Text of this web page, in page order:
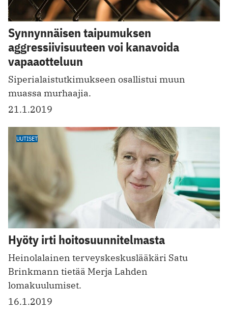
Synnynnäisen taipumuksen
aggressiivisuuteen voi kanavoida
vapaaotteluun
Siperialaistutkimukseen osallistui muun
muassa murhaajia.
21.1.2019
UUTISET
Hyöty irti hoitosuunnitelmasta
Heinolalainen terveyskeskuslääkäri Satu
Brinkmann tietää Merja Lahden
lomakuulumiset.
16.1.2019